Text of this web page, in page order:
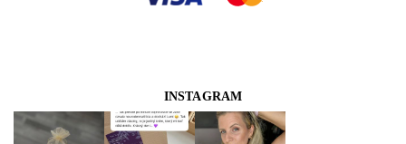
INSTAGRAM